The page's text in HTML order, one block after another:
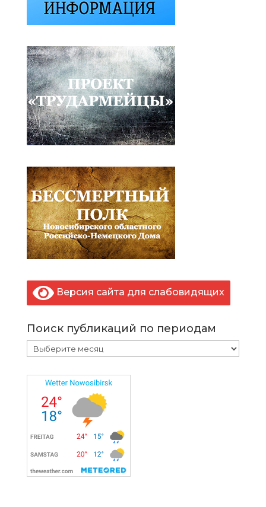
Версия сайта для слабовидящих
Поиск публикаций по периодам
Поиск
публикаций
по
периодам